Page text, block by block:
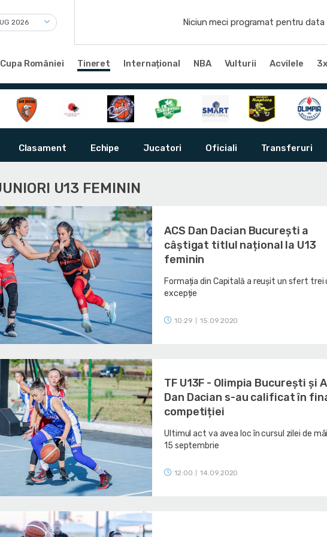
Niciun meci programat pentru
Cupa României Tineret Internațional NBA Vulturii Acvilele
Clasament Echipe Jucatori Oficiali Transferuri
U13 FEMININ
ACS Dan Dacian București a
câștigat titlul național la U13
feminin
Formația din Capitală a reușit un sfert trei
excepție
10:29 15.09.2020
TF U13F - Olimpia București și
Dan Dacian s-au calificat în
competiției
Ultimul act va avea loc în cursul zilei de
15 septembrie
12:00 14.09.2020